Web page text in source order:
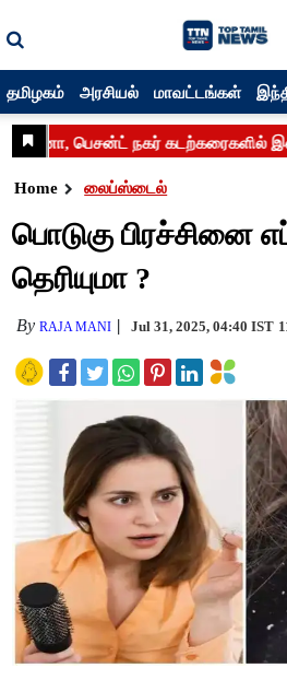
தமிழகம் அரசியல் மாவட்டங்கள்
Home லைப்ஸ்டைல்
பொடுகு பிரச்சினை
தெரியுமா ?
ByRAJA MANI Jul 31, 2025, 04:40 IST